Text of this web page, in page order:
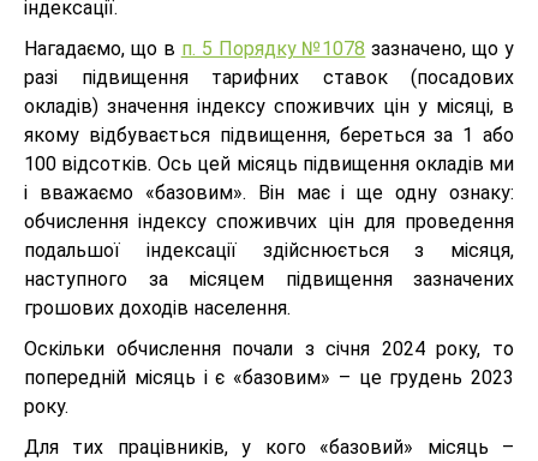
індексації.
Нагадаємо, що в п. 5 Порядку №1078 зазначено, що у
разі підвищення тарифних ставок (посадових
окладів) значення індексу споживчих цін у місяці, в
якому відбувається підвищення, береться за 1 або
100 відсотків. Ось цей місяць підвищення окладів ми
і вважаємо «базовим». Він має і ще одну ознаку:
обчислення індексу споживчих цін для проведення
подальшої індексації здійснюється з місяця,
наступного за місяцем підвищення зазначених
грошових доходів населення.
Оскільки обчислення почали з січня 2024 року, то
попередній місяць і є «базовим» – це грудень 2023
року.
Для тих працівників, у кого «базовий» місяць –